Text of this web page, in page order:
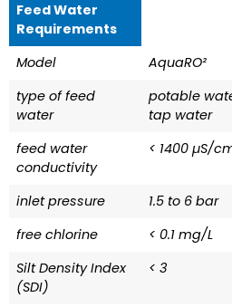
Feed Water
Requirements
Model
AquaRO²
type of feed
water
potable
tap water
feed water
conductivity
< 1400 µS/
inlet pressure 1.5 to 6 bar
free chlorine
< 0.1 mg/L
Silt Density Index
(SDI)
< 3